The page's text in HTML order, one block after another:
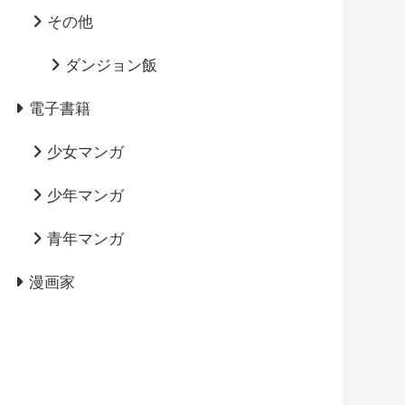
その他
ダンジョン飯
電子書籍
少女マンガ
少年マンガ
青年マンガ
漫画家